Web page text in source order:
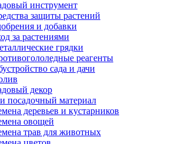
инструмент
защиты растений
и добавки
за растениями
грядки
реагенты
сада и дачи
декор
посадочный материал
деревьев и кустарников
овощей
трав для животных